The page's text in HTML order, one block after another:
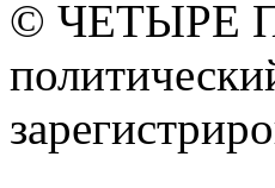
© ЧЕТЫРЕ